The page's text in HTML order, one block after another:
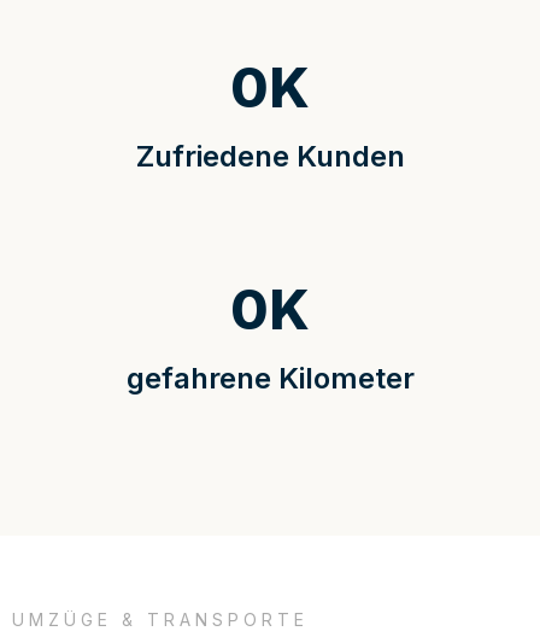
Zufriedene Kunden
0K
gefahrene Kilometer
0K
UMZÜGE & TRANSPORTE